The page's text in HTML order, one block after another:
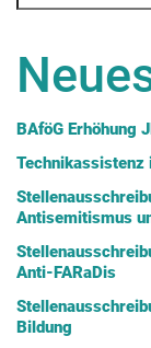
BAföG Erhöhung
Technikassistenz
Antisemitismus
Anti-FARaDis
Bildung